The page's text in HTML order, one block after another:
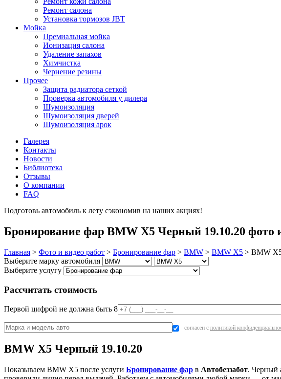
Ремонт салона
Установка тормозов JBT
Мойка
Премиальная мойка
Ионизация салона
Удаление запахов
Химчистка
Чернение резины
Прочее
Защита радиатора сеткой
Проверка автомобиля у дилера
Шумоизоляция
Шумоизоляция дверей
Шумоизоляция арок
Галерея
Контакты
Новости
Библиотека
Отзывы
О компании
FAQ
Подготовь автомобиль к лету сэкономив на наших акциях!
Бронирование фар BMW X5 Черный 19.10.20 фото
Главная > Фото и видео работ > Бронирование фар > BMW > BMW X5 > BMW
Выберите марку автомобиля
Выберите услугу
Рассчитать стоимость
Первой цифрой не должна быть 8
согласен с политикой
BMW X5 Черный 19.10.20
Показываем BMW X5 после услуги Бронирование фар в Автобеззабот. Черный